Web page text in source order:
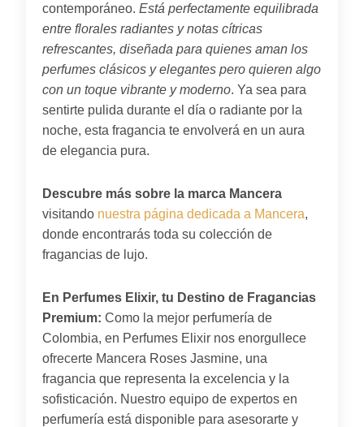
contemporáneo. Está perfectamente equilibrada
entre florales radiantes y notas cítricas
refrescantes, diseñada para quienes aman los
perfumes clásicos y elegantes pero quieren algo
con un toque vibrante y moderno. Ya sea para
sentirte pulida durante el día o radiante por la
noche, esta fragancia te envolverá en un aura
de elegancia pura.
Descubre más sobre la marca Mancera
visitando nuestra página dedicada a Mancera,
donde encontrarás toda su colección de
fragancias de lujo.
En Perfumes Elixir, tu Destino de Fragancias
Premium: Como la mejor perfumería de
Colombia, en Perfumes Elixir nos enorgullece
ofrecerte Mancera Roses Jasmine, una
fragancia que representa la excelencia y la
sofisticación. Nuestro equipo de expertos en
perfumería está disponible para asesorarte y